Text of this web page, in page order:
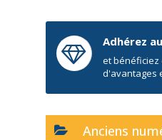
Adhérez
et bénéficiez
d'avantages
Anciens